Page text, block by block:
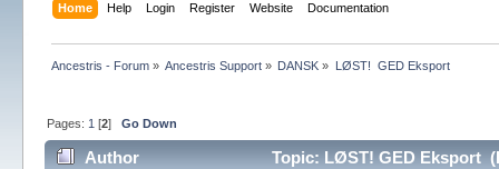
Home Help Login Register Website Documentation
Ancestris - Forum» Ancestris Support » DANSK » LØST!  GED Eksport
Pages: 1 [2] Go Down
Author Topic: LØST! GED Eksport